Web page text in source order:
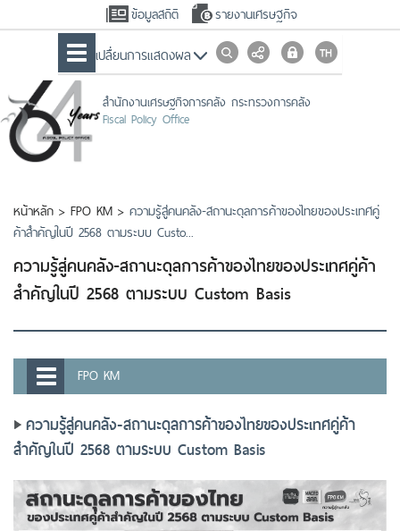
ข้อมูลสถิติ รายงานเศรษฐกิจ
เปลื่ยนการแสดงผล
สำนักงานเศรษฐกิจการคลัง กระทรวงการคลัง
Fiscal Policy Office
หน้าหลัก > FPO KM > ความรู้สู่คนคลัง-สถานะดุลการค้าของไทยของประเทศคู่
ค้าสำคัญในปี 2568 ตามระบบ Custo...
ความรู้สู่คนคลัง-สถานะดุลการค้าของไทยของประเทศคู่ค้า
สำคัญในปี 2568 ตามระบบ Custom Basis
FPO KM
ความรู้สู่คนคลัง-สถานะดุลการค้าของไทยของประเทศคู่ค้า
สำคัญในปี 2568 ตามระบบ Custom Basis